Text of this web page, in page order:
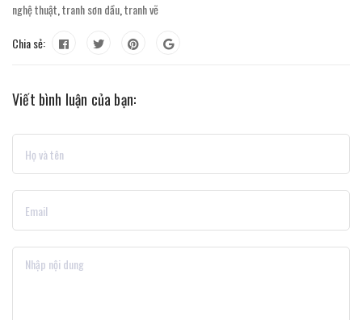
nghệ thuật tranh sơn dầu tranh vẽ
Chia sẻ:
Viết bình luận của bạn: